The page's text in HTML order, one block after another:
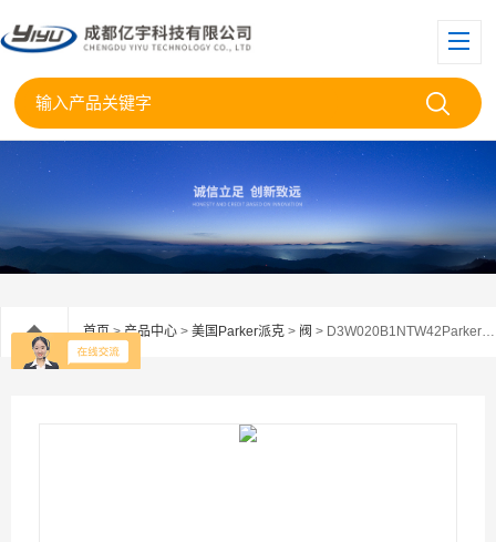
首页>产品中心 > 美国Parker派克 > 阀 > D3W020B1NTW42Parker美国派克电磁阀D3W020B1NTW代理现货